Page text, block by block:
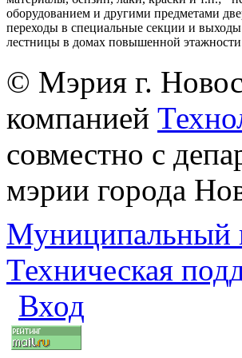
оборудованием и другими предметами
переходы в специальные секции и
лестницы в домах повышенной
© Мэрия г.
компанией
совместно с
мэрии города
Муниципальный
Техническая
Вход